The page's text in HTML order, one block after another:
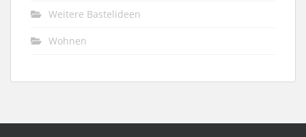
Weitere Bastelideen
Wohnen